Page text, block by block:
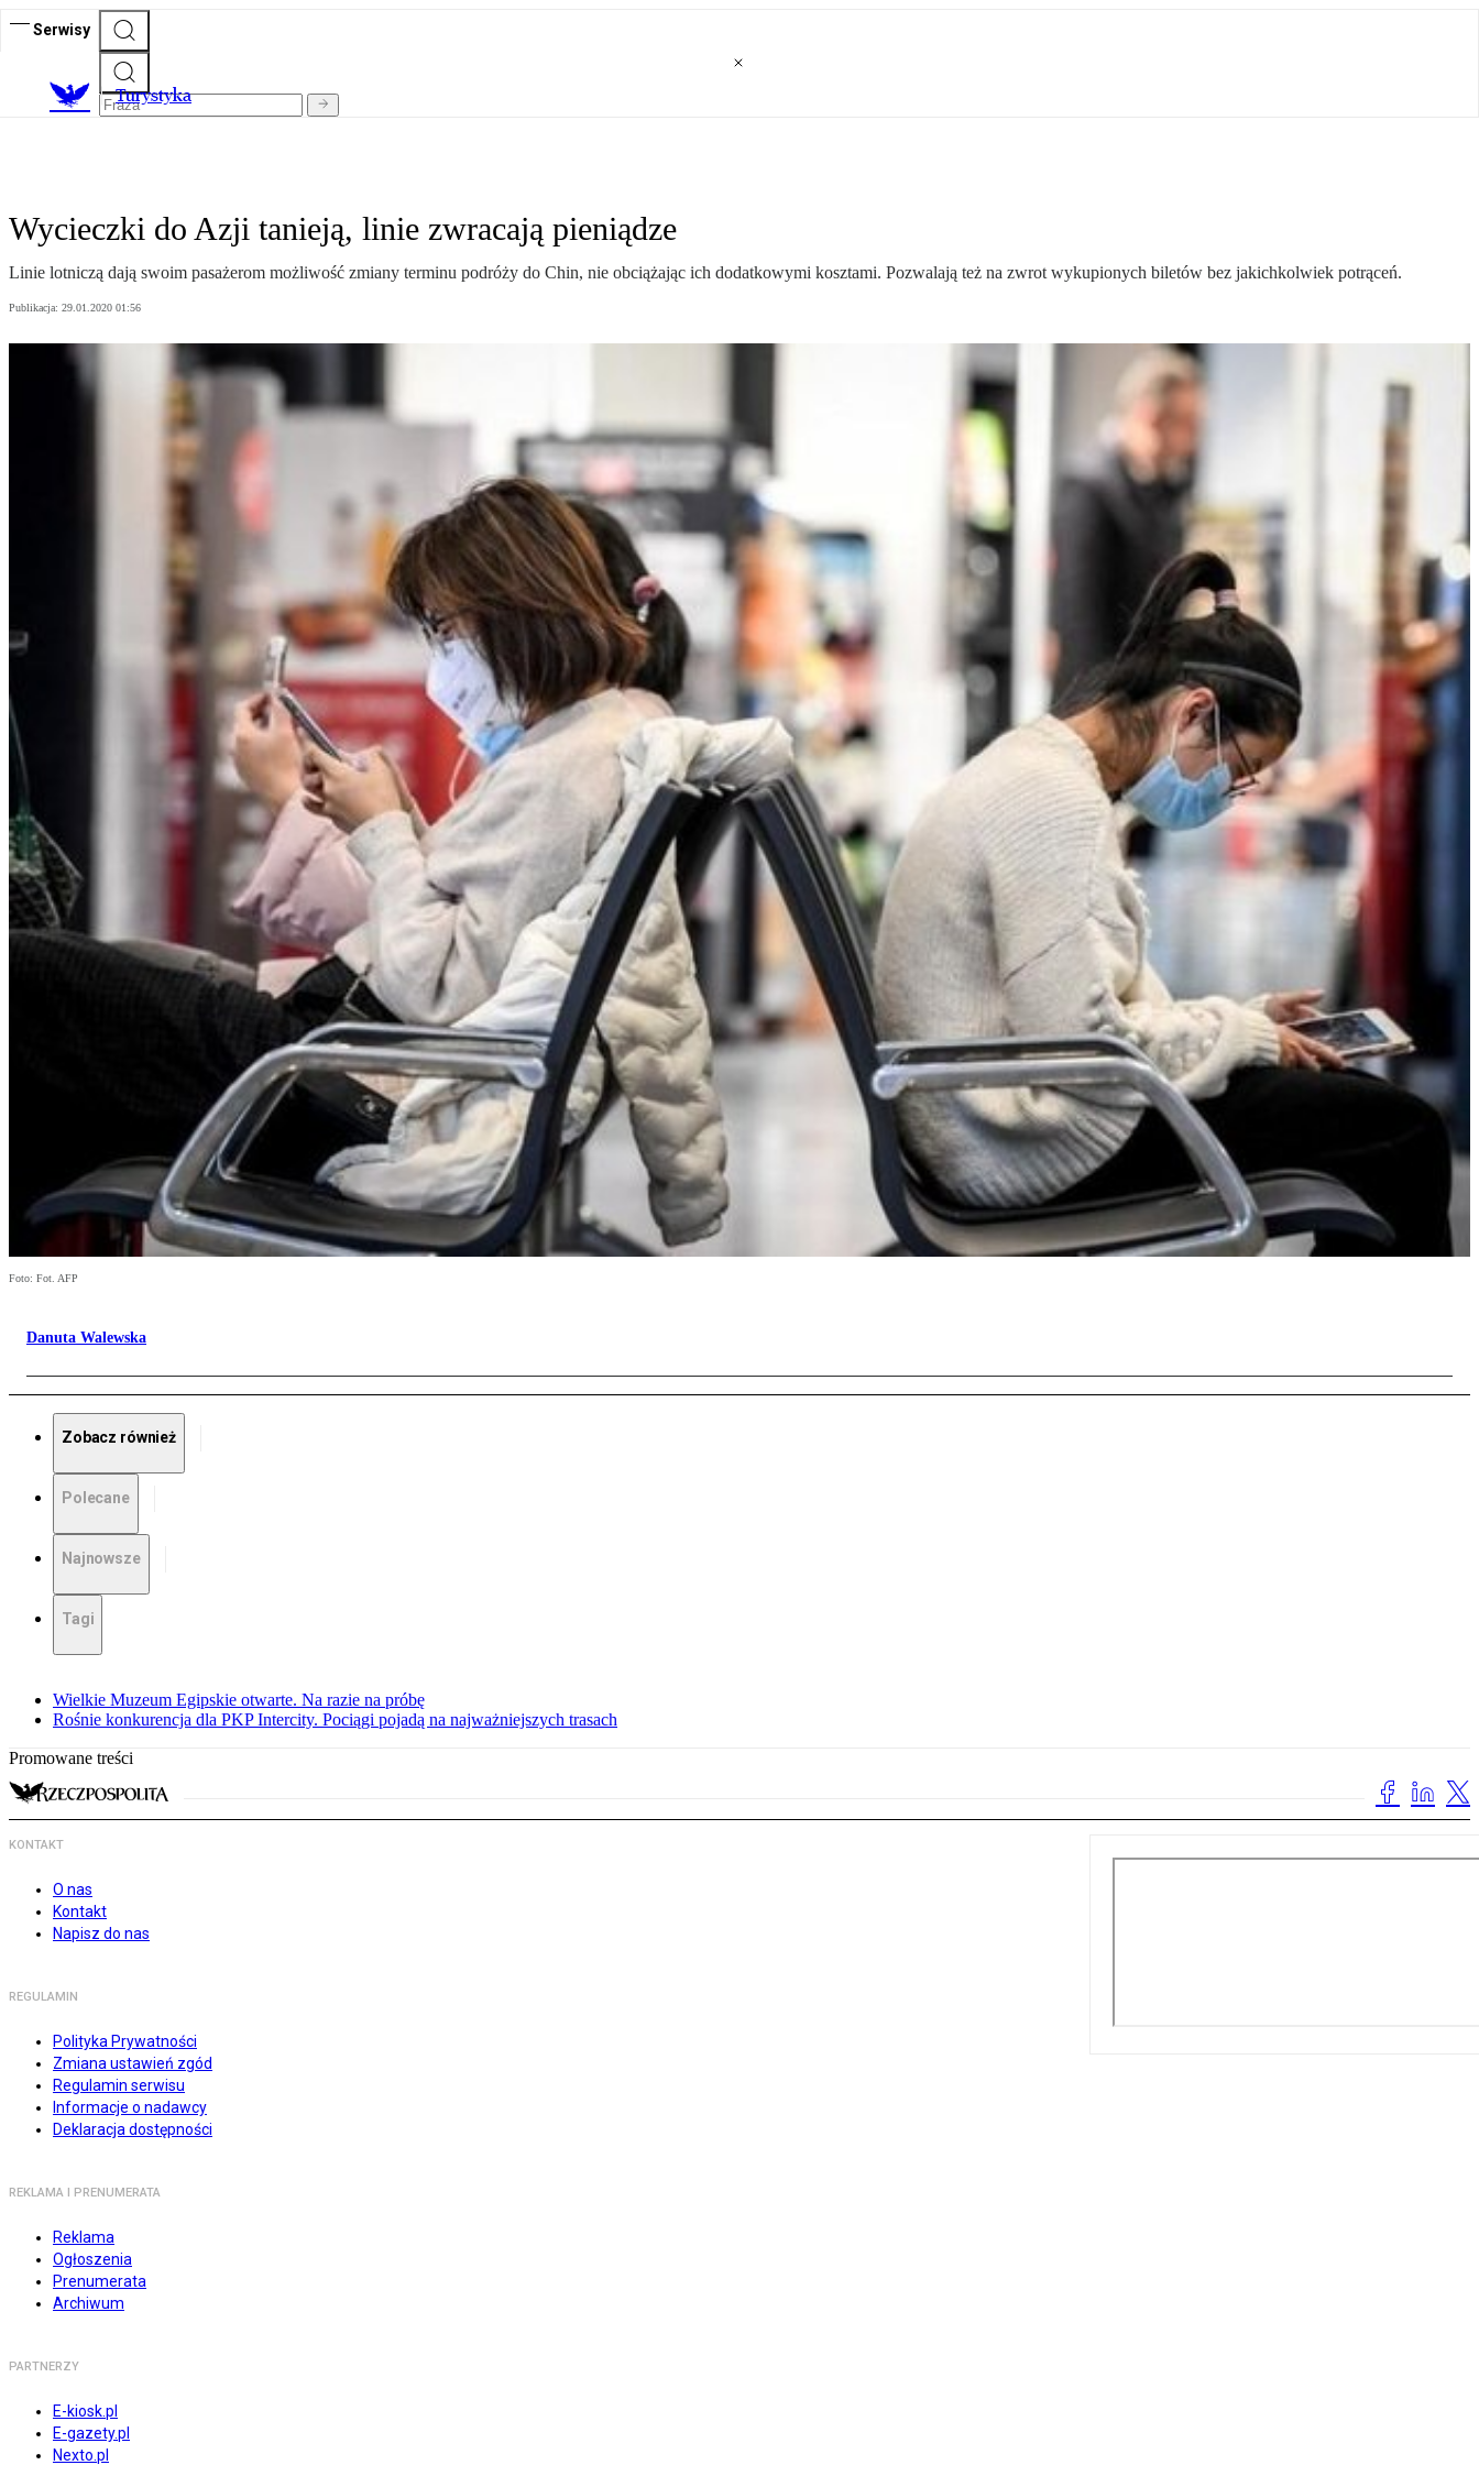
Serwisy
Turystyka
Wycieczki do Azji tanieją, linie zwracają pieniądze
Linie lotniczą dają swoim pasażerom możliwość zmiany terminu podróży do Chin, nie obciążając ich dodatkowymi kosztami. Pozwalają też na zwrot wykupionych biletów bez jakichkolwiek potrąceń.
Publikacja: 29.01.2020 01:56
Foto: Fot. AFP
Danuta Walewska
Zobacz również
Polecane
Najnowsze
Tagi
Wielkie Muzeum Egipskie otwarte. Na razie na próbę
Rośnie konkurencja dla PKP Intercity. Pociągi pojadą na najważniejszych trasach
Promowane treści
KONTAKT
O nas
Kontakt
Napisz do nas
REGULAMIN
Polityka Prywatności
Zmiana ustawień zgód
Regulamin serwisu
Informacje o nadawcy
Deklaracja dostępności
REKLAMA I PRENUMERATA
Reklama
Ogłoszenia
Prenumerata
Archiwum
PARTNERZY
E-kiosk.pl
E-gazety.pl
Nexto.pl